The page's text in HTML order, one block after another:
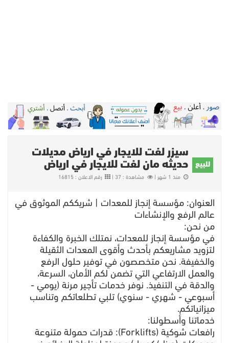
للبيع
سيزر لفت للايجار في ارياض مديلات
حديثه مان لفت للايجار في ارياض
منذ 1 شهر | مشاهدة : 37 | رقم الاعلان : 16815
العنوان: مؤسسة إنجاز للمعدات | شريككم الموثوق في
عالم الرفع والإنشاءات
​من نحن:
في مؤسسة إنجاز للمعدات، نمتلك الخبرة والكفاءة
لتزويد مشاريعكم بأحدث وأقوى المعدات الثقيلة
والخفيفة. نحن متخصصون في توفير حلول الرفع
والعمل الارتفاعي التي تضمن لكم الأمان، السرعة،
والدقة في التنفيذ. نوفر خدمات تأجير مرنة (يومي -
أسبوعي - شهري - سنوي) تلبي تطلعاتكم وتناسب
ميزانياتكم.
​خدماتنا وأسطولنا:
​رافعات شوكية (Forklifts): قدرات حمولة متنوعة